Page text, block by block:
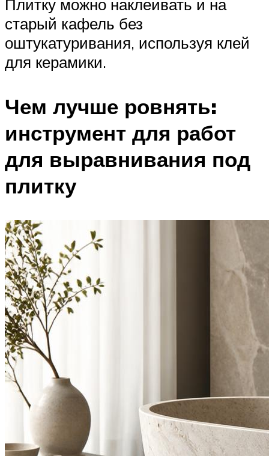
Плитку можно наклеивать и на
старый кафель без
оштукатуривания, используя клей
для керамики.
Чем лучше ровнять:
инструмент для работ
для выравнивания под
плитку